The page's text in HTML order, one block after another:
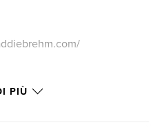
PIÙ